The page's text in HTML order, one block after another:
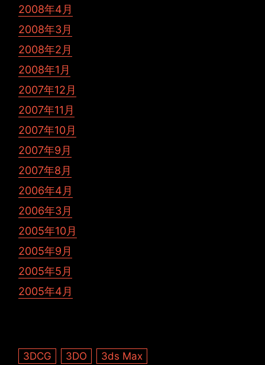
2008年4月
2008年3月
2008年2月
2008年1月
2007年12月
2007年11月
2007年10月
2007年9月
2007年8月
2006年4月
2006年3月
2005年10月
2005年9月
2005年5月
2005年4月
3DCG 3DO
3ds Max